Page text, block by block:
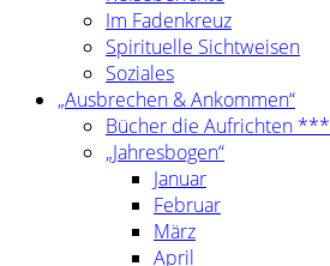
Im Fadenkreuz
Spirituelle Sichtweisen
Soziales
„Ausbrechen & Ankommen“
Bücher die Aufrichten ***
„Jahresbogen“
Januar
Februar
März
April